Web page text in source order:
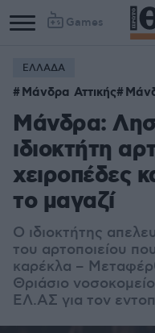
Games
ΕΛΛΑΔΑ
Μάνδρα Αττικής
Μάνδρα:
ιδιοκτήτη
χειροπέδες
το μαγαζί
Ο ιδιοκτήτης
του αρτοποιείου
καρέκλα –
Θριάσιο
ΕΛ.ΑΣ για τον